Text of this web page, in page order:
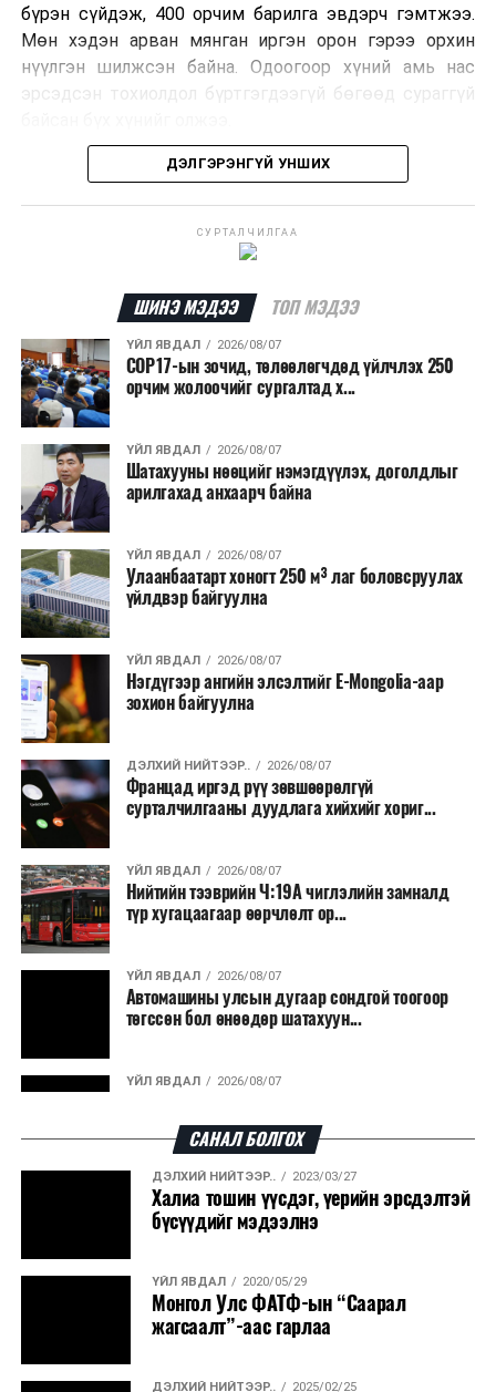
бүрэн сүйдэж, 400 орчим барилга эвдэрч гэмтжээ.
Мөн хэдэн арван мянган иргэн орон гэрээ орхин
нүүлгэн шилжсэн байна. Одоогоор хүний амь нас
эрсэдсэн тохиолдол бүртгэгдээгүй бөгөөд сураггүй
Албаныхны мэдээлснээр түймрийн нэг голомтыг
шатаасан гэх үндэслэлээр эрүүгийн хэрэг үүсгэн
шалтгааныг үргэлжлүүлэн тогтоож байгаа бөгөөд
аянгын улмаас үүсээгүй гэж үзэж байгаа аж.
Одоогоор АНУ даяар 13 мужид 90 гаруй томоохон ой,
хээрийн түймэр идэвхтэй үргэлжилж байгаагийн
талаас илүү нь Орегон болон Вашингтон мужид
бүртгэгдсэн байна. Цаг уурын байгууллагууд ойрын
өдрүүдэд агаарын температур дахин огцом
нэмэгдэж, хуурайшилт эрчимжих төлөвтэй байгааг
анхааруулсан бөгөөд энэ нь гал унтраах ажиллагаанд
шинэ сорилт учруулж болзошгүйг онцолжээ.
ДЭЛГЭРЭНГҮЙ УНШИХ
СУРТАЛЧИЛГАА
ШИНЭ МЭДЭЭ ТОП МЭДЭЭ
ҮЙЛ ЯВДАЛ 2026/08/07
COP17-ын зочид, төлөөлөгчдөд үйлчлэх 250
орчим жолоочийг сургалтад х...
ҮЙЛ ЯВДАЛ 2026/08/07
Шатахууны нөөцийг нэмэгдүүлэх, доголдлыг
арилгахад анхаарч байна
ҮЙЛ ЯВДАЛ 2026/08/07
Улаанбаатарт хоногт 250 м³ лаг боловсруулах
үйлдвэр байгуулна
ҮЙЛ ЯВДАЛ 2026/08/07
Нэгдүгээр ангийн элсэлтийг E-Mongolia-аар
зохион байгуулна
ДЭЛХИЙ НИЙТЭЭР.. 2026/08/07
Францад иргэд рүү зөвшөөрөлгүй
сурталчилгааны дуудлага хийхийг хориг...
ҮЙЛ ЯВДАЛ 2026/08/07
Нийтийн тээврийн Ч:19А чиглэлийн замналд
түр хугацаагаар өөрчлөлт ор...
ҮЙЛ ЯВДАЛ 2026/08/07
Автомашины улсын дугаар сондгой тоогоор
төгссөн бол өнөөдөр шатахуун...
ҮЙЛ ЯВДАЛ 2026/08/07
ДЭЛХИЙ НИЙТЭЭР..
“Уралдронзавод” компанийн ерөнхий
захирлын автомашиныг дэлбэлжээ...
ҮЙЛ ЯВДАЛ 2026/08/06
Сүхбаатар боомтоор тав хоногт 10 мянга гаруй
тонн АИ-92 автобензин и...
САНАЛ БОЛГОХ
ДЭЛХИЙ НИЙТЭЭР.. 2023/03/27
Халиа тошин үүсдэг, үерийн эрсдэлтэй
бүсүүдийг мэдээлнэ
ҮЙЛ ЯВДАЛ 2020/05/29
Монгол Улс ФАТФ-ын “Саарал
жагсаалт”-аас гарлаа
ДЭЛХИЙ НИЙТЭЭР.. 2025/02/25